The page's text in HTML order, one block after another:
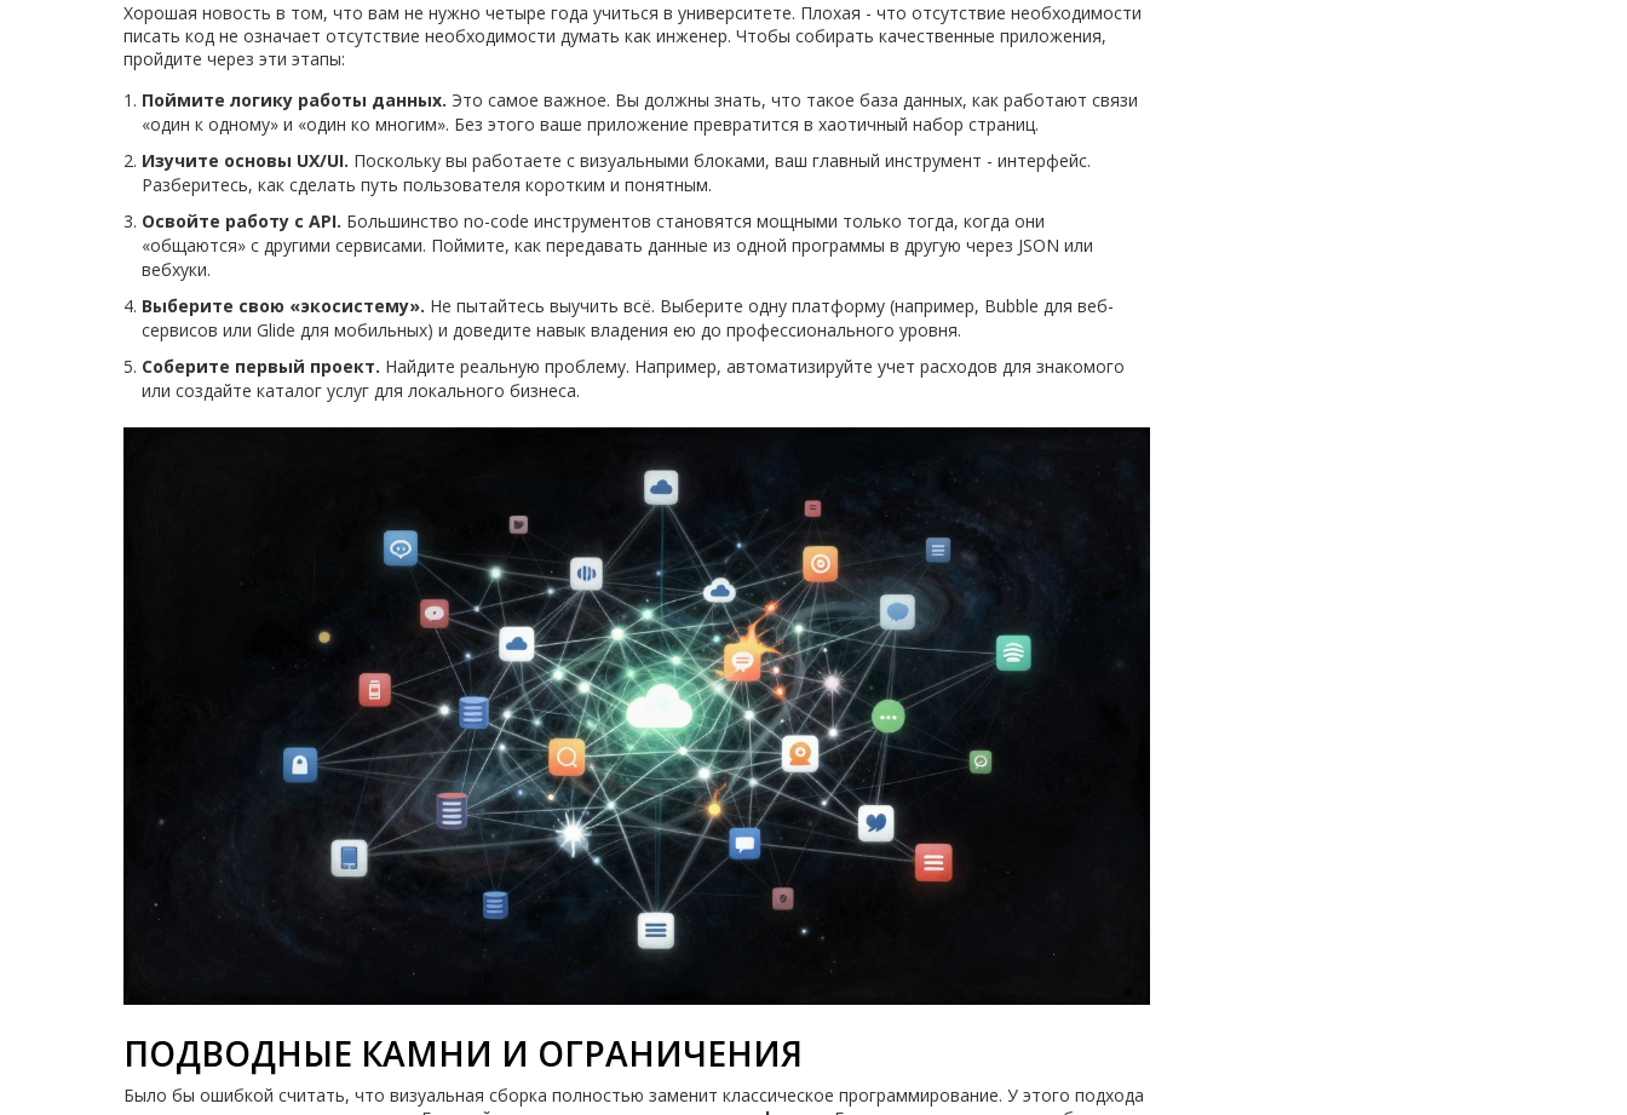
Хорошая новость в том, что вам не нужно четыре года учиться в университете. Плохая - что отсутствие необходимости
писать код не означает отсутствие необходимости думать как инженер. Чтобы собирать качественные приложения,
пройдите через эти этапы:
Поймите логику работы данных. Это самое важное. Вы должны знать, что такое база данных, как работают связи
«один к одному» и «один ко многим». Без этого ваше приложение превратится в хаотичный набор страниц.
Изучите основы UX/UI. Поскольку вы работаете с визуальными блоками, ваш главный инструмент - интерфейс.
Разберитесь, как сделать путь пользователя коротким и понятным.
Освойте работу с API. Большинство no-code инструментов становятся мощными только тогда, когда они
«общаются» с другими сервисами. Поймите, как передавать данные из одной программы в другую через JSON или
вебхуки.
Выберите свою «экосистему». Не пытайтесь выучить всё. Выберите одну платформу (например, Bubble для веб-
сервисов или Glide для мобильных) и доведите навык владения ею до профессионального уровня.
Соберите первый проект. Найдите реальную проблему. Например, автоматизируйте учет расходов для знакомого
или создайте каталог услуг для локального бизнеса.
ПОДВОДНЫЕ КАМНИ И ОГРАНИЧЕНИЯ
Было бы ошибкой считать, что визуальная сборка полностью заменит классическое программирование. У этого подхода